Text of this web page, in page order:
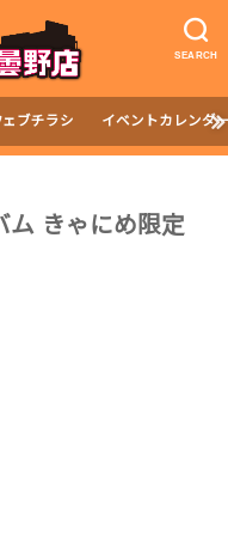
SEARCH
ェブチラシ イベントカレンダ
きゃにめ限定